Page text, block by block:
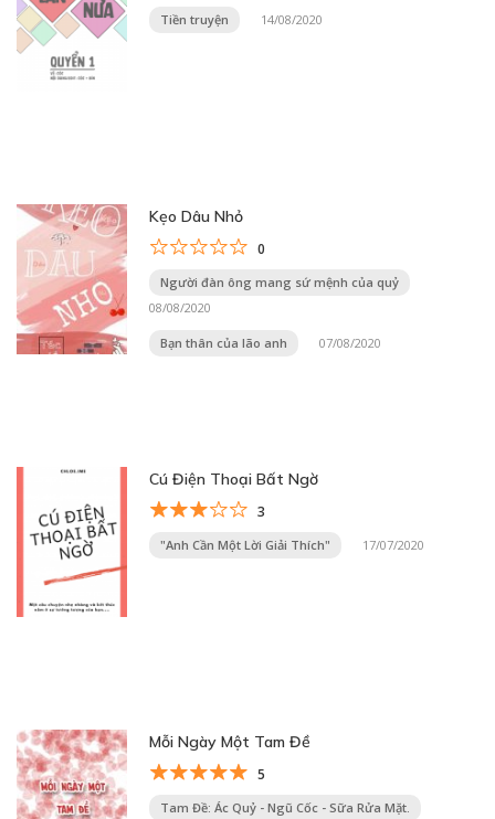
Tiền truyện 14/08/2020
Kẹo Dâu Nhỏ
0
Người đàn ông mang sứ mệnh của quỷ
08/08/2020
Bạn thân của lão anh 07/08/2020
Cú Điện Thoại Bất Ngờ
3
"Anh Cần Một Lời Giải Thích" 17/07/2020
Mỗi Ngày Một Tam Đề
5
Tam Đề: Ác Quỷ - Ngũ Cốc - Sữa Rửa Mặt.